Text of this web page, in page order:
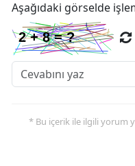
Aşağıdaki görselde
* Bu içerik ile ilgili yorum